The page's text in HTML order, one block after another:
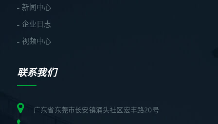
新闻中心
企业日志
视频中心
联系我们
广东省东莞市长安镇涌头社区宏丰路20号